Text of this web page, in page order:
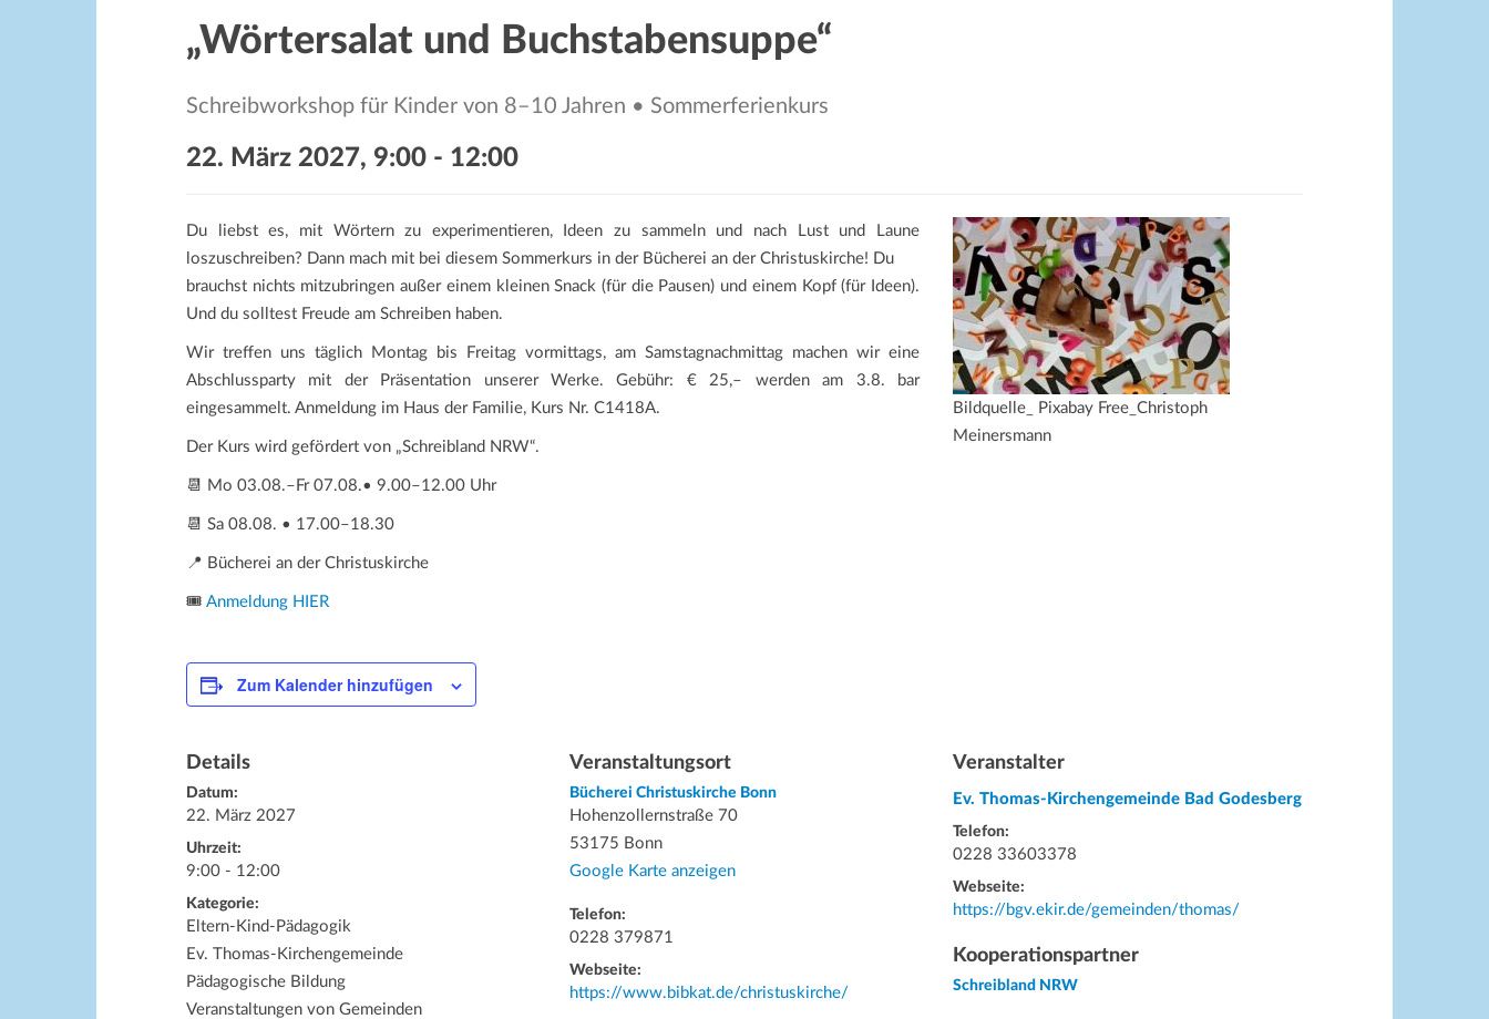
„Wörtersalat und Buchstabensuppe“
Schreibworkshop für Kinder von 8–10 Jahren • Sommerferienkurs
22. März 2027, 9:00 - 12:00
Du liebst es, mit Wörtern zu experimentieren, Ideen zu sammeln und nach Lust und Laune
loszuschreiben? Dann mach mit bei diesem Sommerkurs in der Bücherei an der Christuskirche! Du
brauchst nichts mitzubringen außer einem kleinen Snack (für die Pausen) und einem Kopf (für Ideen).
Und du solltest Freude am Schreiben haben.
Wir treffen uns täglich Montag bis Freitag vormittags, am Samstagnachmittag machen wir eine
Abschlussparty mit der Präsentation unserer Werke. Gebühr: € 25,– werden am 3.8. bar
eingesammelt. Anmeldung im Haus der Familie, Kurs Nr. C1418A.
Der Kurs wird gefördert von „Schreibland NRW“.
📆 Mo 03.08.–Fr 07.08.• 9.00–12.00 Uhr
📆 Sa 08.08. • 17.00–18.30
📍 Bücherei an der Christuskirche
🎟️ Anmeldung HIER
Bildquelle_ Pixabay Free_Christoph
Meinersmann
Zum Kalender hinzufügen
Details
Datum:
22. März 2027
Uhrzeit:
9:00 - 12:00
Kategorie:
Eltern-Kind-Pädagogik
Ev. Thomas-Kirchengemeinde
Pädagogische Bildung
Veranstaltungen von Gemeinden
Veranstaltungsort
Bücherei Christuskirche Bonn
Hohenzollernstraße 70
53175 Bonn
Google Karte anzeigen
Telefon:
0228 379871
Webseite:
https://www.bibkat.de/christuskirche/
Veranstalter
Ev. Thomas-Kirchengemeinde Bad Godesberg
Telefon:
0228 33603378
Webseite:
https://bgv.ekir.de/gemeinden/thomas/
Kooperationspartner
Schreibland NRW